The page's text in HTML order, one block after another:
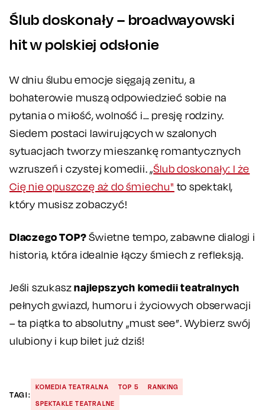
Ślub doskonały – broadwayowski
hit w polskiej odsłonie
W dniu ślubu emocje sięgają zenitu, a
bohaterowie muszą odpowiedzieć sobie na
pytania o miłość, wolność i… presję rodziny.
Siedem postaci lawirujących w szalonych
sytuacjach tworzy mieszankę romantycznych
wzruszeń i czystej komedii. „Ślub doskonały: I że
Cię nie opuszczę aż do śmiechu" to spektakl,
który musisz zobaczyć!
Dlaczego TOP?Świetne tempo, zabawne dialogi i
historia, która idealnie łączy śmiech z refleksją.
Jeśli szukasznajlepszych komedii teatralnych
pełnych gwiazd, humoru i życiowych obserwacji
– ta piątka to absolutny „must see”. Wybierz swój
ulubiony i kup bilet już dziś!
TAGI:
KOMEDIA TEATRALNA TOP 5
RANKING
SPEKTAKLE TEATRALNE